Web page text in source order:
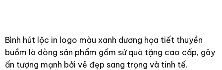
Bình hút lộc in logo màu xanh dương họa tiết thuyền
buồm là dòng sản phẩm gốm sứ quà tặng cao cấp, gây
ấn tượng mạnh bởi vẻ đẹp sang trọng và tinh tế.